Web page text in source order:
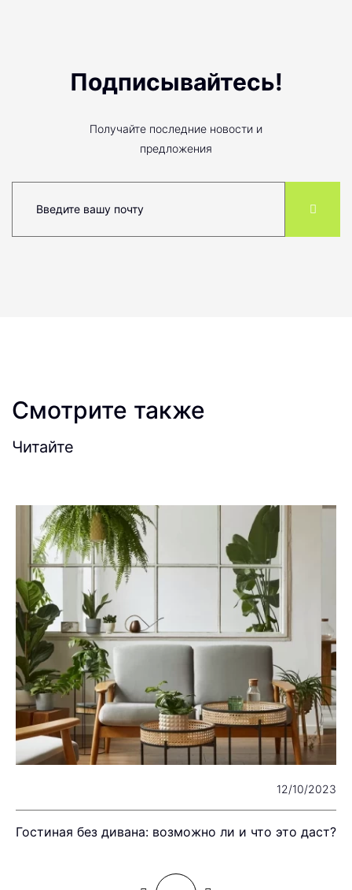
Подписывайтесь!
Получайте последние новости и
предложения
Смотрите также
Читайте
12/10/2023
Гостиная без дивана: возможно ли и что это даст?